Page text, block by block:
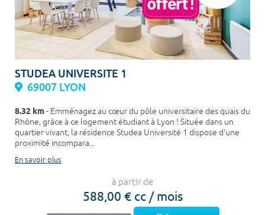
STUDEA UNIVERSITE 1
69007 LYON
8.32 km- Emménagez au cœur du pôle universitaire des quais du
Rhône, grâce à ce logement étudiant à Lyon ! Située dans un
quartier vivant, la résidence Studea Université 1 dispose d’une
proximité incompara...
En savoir plus
à partir de
588,00 € cc / mois